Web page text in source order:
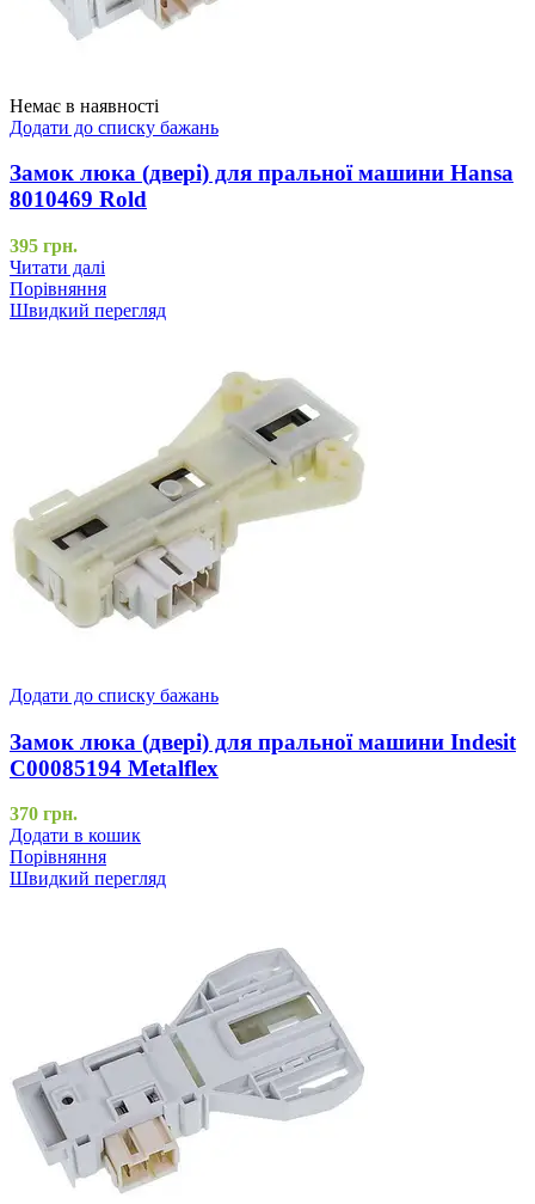
Немає в наявності
Додати до списку бажань
Замок люка (двері) для пральної машини Hansa
8010469 Rold
395 грн.
Читати далі
Порівняння
Швидкий перегляд
Додати до списку бажань
Замок люка (двері) для пральної машини Indesit
C00085194 Metalflex
370 грн.
Додати в кошик
Порівняння
Швидкий перегляд